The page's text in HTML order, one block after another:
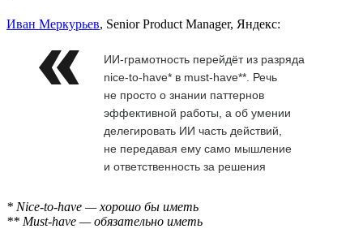
Иван Меркурьев, Senior Product Manager, Яндекс:
ИИ-грамотность перейдёт из разряда
nice-to-have* в must-have**. Речь
не просто о знании паттернов
эффективной работы, а об умении
делегировать ИИ часть действий,
не передавая ему само мышление
и ответственность за решения
* Nice-to-have — хорошо бы иметь
** Must-have — обязательно иметь